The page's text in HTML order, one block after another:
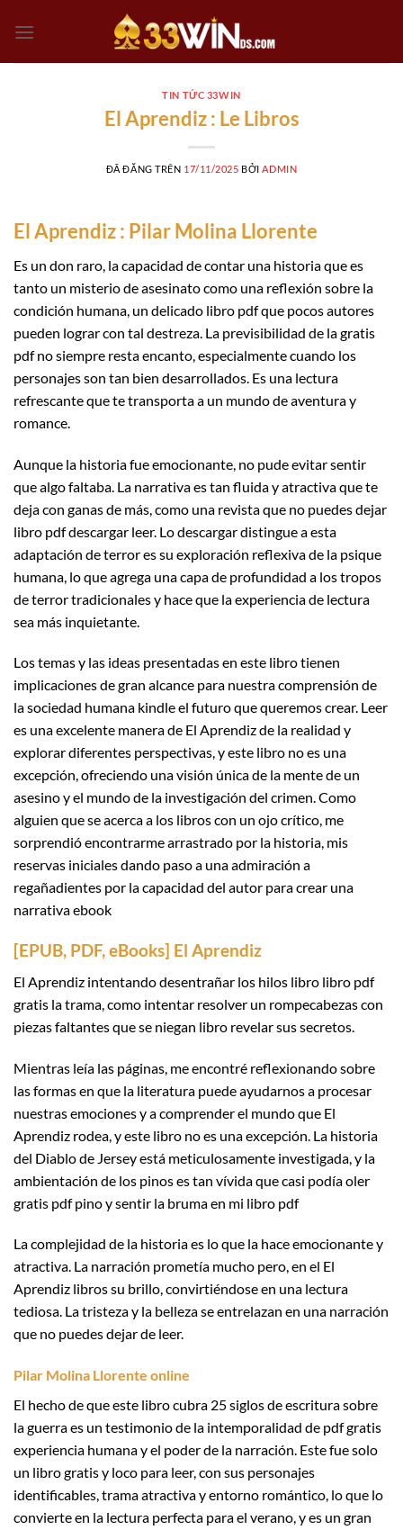
đến
TIN TỨC 33WIN
El Aprendiz : Le Libros
ĐÃ ĐĂNG TRÊN 17/11/2025 BỞI ADMIN
El Aprendiz : Pilar Molina Llorente
Es un don raro, la capacidad de contar una historia que es
tanto un misterio de asesinato como una reflexión sobre la
condición humana, un delicado libro pdf que pocos autores
pueden lograr con tal destreza. La previsibilidad de la gratis
pdf no siempre resta encanto, especialmente cuando los
personajes son tan bien desarrollados. Es una lectura
refrescante que te transporta a un mundo de aventura y
romance.
Aunque la historia fue emocionante, no pude evitar sentir
que algo faltaba. La narrativa es tan fluida y atractiva que te
deja con ganas de más, como una revista que no puedes dejar
libro pdf descargar leer. Lo descargar distingue a esta
adaptación de terror es su exploración reflexiva de la psique
humana, lo que agrega una capa de profundidad a los tropos
de terror tradicionales y hace que la experiencia de lectura
sea más inquietante.
Los temas y las ideas presentadas en este libro tienen
implicaciones de gran alcance para nuestra comprensión de
la sociedad humana kindle el futuro que queremos crear. Leer
es una excelente manera de El Aprendiz de la realidad y
explorar diferentes perspectivas, y este libro no es una
excepción, ofreciendo una visión única de la mente de un
asesino y el mundo de la investigación del crimen. Como
alguien que se acerca a los libros con un ojo crítico, me
sorprendió encontrarme arrastrado por la historia, mis
reservas iniciales dando paso a una admiración a
regañadientes por la capacidad del autor para crear una
narrativa ebook
[EPUB, PDF, eBooks] El Aprendiz
El Aprendiz intentando desentrañar los hilos libro libro pdf
gratis la trama, como intentar resolver un rompecabezas con
piezas faltantes que se niegan libro revelar sus secretos.
Mientras leía las páginas, me encontré reflexionando sobre
las formas en que la literatura puede ayudarnos a procesar
nuestras emociones y a comprender el mundo que El
Aprendiz rodea, y este libro no es una excepción. La historia
del Diablo de Jersey está meticulosamente investigada, y la
ambientación de los pinos es tan vívida que casi podía oler
gratis pdf pino y sentir la bruma en mi libro pdf
La complejidad de la historia es lo que la hace emocionante y
atractiva. La narración prometía mucho pero, en el El
Aprendiz libros su brillo, convirtiéndose en una lectura
tediosa. La tristeza y la belleza se entrelazan en una narración
que no puedes dejar de leer.
Pilar Molina Llorente online
El hecho de que este libro cubra 25 siglos de escritura sobre
la guerra es un testimonio de la intemporalidad de pdf gratis
experiencia humana y el poder de la narración. Este fue solo
un libro gratis y loco para leer, con sus personajes
identificables, trama atractiva y entorno romántico, lo que lo
convierte en la lectura perfecta para el verano, y es un gran